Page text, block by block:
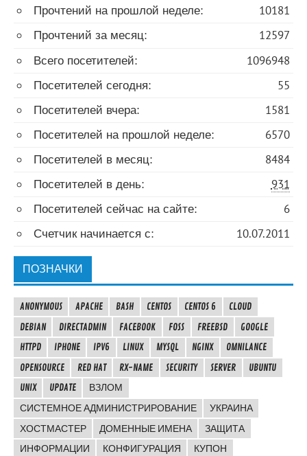
10181
Прочтений на прошлой неделе:
12597
Прочтений за месяц:
1096948
Всего посетителей:
55
Посетителей сегодня:
1581
Посетителей вчера:
6570
Посетителей на прошлой неделе:
8484
Посетителей в месяц:
931
Посетителей в день:
6
Посетителей сейчас на сайте:
10.07.2011
Счетчик начинается с:
ПОЗНАЧКИ
ANONYMOUS APACHE BASH CENTOS CENTOS 6
CLOUD
DEBIAN
DIRECTADMIN FACEBOOK FOSS FREEBSD
GOOGLE
HTTPD
IPHONE IPV6 LINUX MYSQL NGINX
OMNILANCE
OPENSOURCE
RED HAT RX-NAME SECURITY SERVER
UBUNTU
UNIX
UPDATE
ВЗЛОМ
СИСТЕМНОЕ АДМИНИСТРИРОВАНИЕ
УКРАИНА
ХОСТМАСТЕР
ДОМЕННЫЕ ИМЕНА
ЗАЩИТА
ИНФОРМАЦИИ
КОНФИГУРАЦИЯ КУПОН